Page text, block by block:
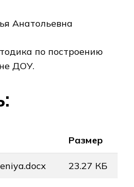
по построению
ДОУ.
Размер
23.27 КБ